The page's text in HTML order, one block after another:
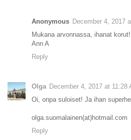
Anonymous December 4, 2017
Mukana arvonnassa, ihanat
Ann A
Reply
Olga December 4, 2017 at 11:28
Oi, onpa suloiset! Ja ihan
olga.suomalainen(at)hotmail.com
Reply